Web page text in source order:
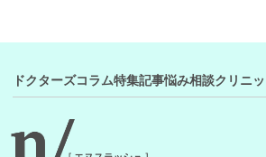
ドクターズコラム特集記事悩み相談クリニ